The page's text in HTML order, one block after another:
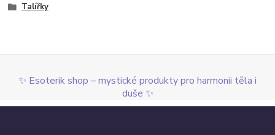
Talířky
✨ Esoterik shop – mystické produkty pro harmonii těla i
duše ✨